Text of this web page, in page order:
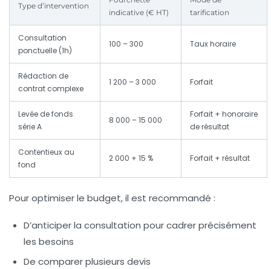
Type d’intervention
indicative (€ HT)
tarification
Consultation
ponctuelle (1h)
100 – 300 Taux horaire
Rédaction de
contrat complexe
1 200 – 3 000 Forfait
Levée de fonds
série A
8 000 – 15 000
Forfait + honoraire
de résultat
Contentieux au
fond
2 000 + 15 % Forfait + résultat
Pour optimiser le budget, il est recommandé :
D’anticiper la consultation pour cadrer précisément
les besoins
De comparer plusieurs devis